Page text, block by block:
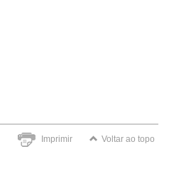
Imprimir Voltar ao topo